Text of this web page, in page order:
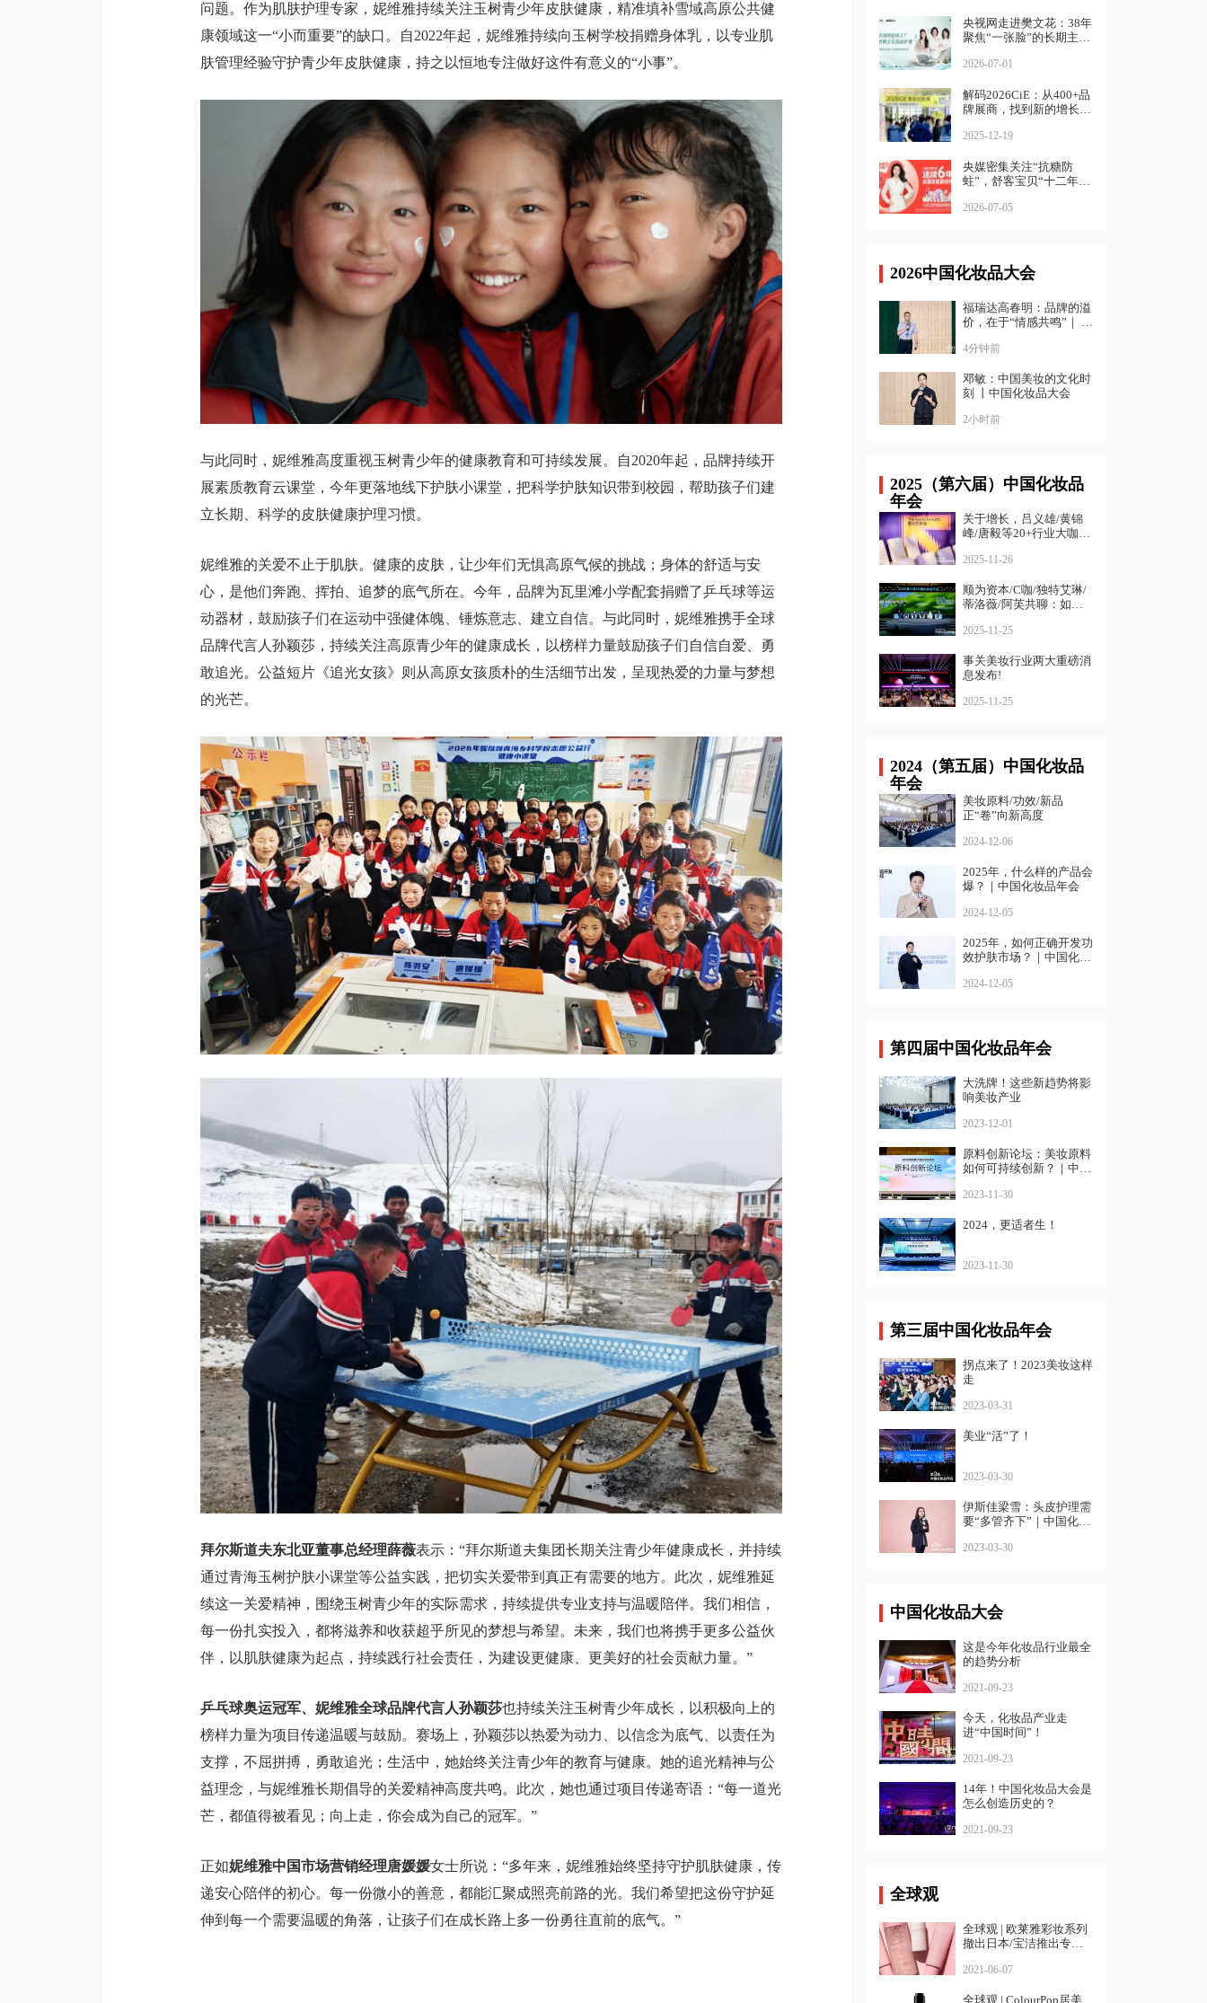
问题。作为肌肤护理专家，妮维雅持续关注玉树青少年皮肤健康，精准填补雪域高原公共健
康领域这一“小而重要”的缺口。自2022年起，妮维雅持续向玉树学校捐赠身体乳，以专业肌
肤管理经验守护青少年皮肤健康，持之以恒地专注做好这件有意义的“小事”。
与此同时，妮维雅高度重视玉树青少年的健康教育和可持续发展。自2020年起，品牌持续开
展素质教育云课堂，今年更落地线下护肤小课堂，把科学护肤知识带到校园，帮助孩子们建
立长期、科学的皮肤健康护理习惯。
妮维雅的关爱不止于肌肤。健康的皮肤，让少年们无惧高原气候的挑战；身体的舒适与安
心，是他们奔跑、挥拍、追梦的底气所在。今年，品牌为瓦里滩小学配套捐赠了乒乓球等运
动器材，鼓励孩子们在运动中强健体魄、锤炼意志、建立自信。与此同时，妮维雅携手全球
品牌代言人孙颖莎，持续关注高原青少年的健康成长，以榜样力量鼓励孩子们自信自爱、勇
敢追光。公益短片《追光女孩》则从高原女孩质朴的生活细节出发，呈现热爱的力量与梦想
的光芒。
拜尔斯道夫东北亚董事总经理薛薇表示：“拜尔斯道夫集团长期关注青少年健康成长，并持续
通过青海玉树护肤小课堂等公益实践，把切实关爱带到真正有需要的地方。此次，妮维雅延
续这一关爱精神，围绕玉树青少年的实际需求，持续提供专业支持与温暖陪伴。我们相信，
每一份扎实投入，都将滋养和收获超乎所见的梦想与希望。未来，我们也将携手更多公益伙
伴，以肌肤健康为起点，持续践行社会责任，为建设更健康、更美好的社会贡献力量。”
乒乓球奥运冠军、妮维雅全球品牌代言人孙颖莎也持续关注玉树青少年成长，以积极向上的
榜样力量为项目传递温暖与鼓励。赛场上，孙颖莎以热爱为动力、以信念为底气、以责任为
支撑，不屈拼搏，勇敢追光；生活中，她始终关注青少年的教育与健康。她的追光精神与公
益理念，与妮维雅长期倡导的关爱精神高度共鸣。此次，她也通过项目传递寄语：“每一道光
芒，都值得被看见；向上走，你会成为自己的冠军。”
正如妮维雅中国市场营销经理唐媛媛女士所说：“多年来，妮维雅始终坚持守护肌肤健康，传
递安心陪伴的初心。每一份微小的善意，都能汇聚成照亮前路的光。我们希望把这份守护延
伸到每一个需要温暖的角落，让孩子们在成长路上多一份勇往直前的底气。”
央视网走进樊文花：38年
聚焦“一张脸”的长期主义
2026-07-01
解码2026CiE：从400+品
牌展商，找到新的增长路
2025-12-19
央媒密集关注“抗糖防
蛀”，舒客宝贝“十二年磨
命
2026-07-05
2026中国化妆品大会
福瑞达高春明：品牌的溢
价，在于“情感共鸣”｜ 中
4分钟前
邓敏：中国美妆的文化时
刻 丨中国化妆品大会
2小时前
2025（第六届）中国化妆品
年会
关于增长，吕义雄/黄锦
峰/唐毅等20+行业大咖给
2025-11-26
顺为资本/C咖/独特艾琳/
蒂洛薇/阿芙共聊：如何
2025-11-25
事关美妆行业两大重磅消
息发布!
2025-11-25
2024（第五届）中国化妆品
年会
美妆原料/功效/新品
正“卷”向新高度
2024-12-06
2025年，什么样的产品会
爆？｜中国化妆品年会
2024-12-05
2025年，如何正确开发功
效护肤市场？｜中国化妆
2024-12-05
第四届中国化妆品年会
大洗牌！这些新趋势将影
响美妆产业
2023-12-01
原料创新论坛：美妆原料
如何可持续创新？｜中国
2023-11-30
2024，更适者生！
2023-11-30
第三届中国化妆品年会
拐点来了！2023美妆这样
走
2023-03-31
美业“活”了！
2023-03-30
伊斯佳梁雪：头皮护理需
要“多管齐下”｜中国化妆
2023-03-30
中国化妆品大会
这是今年化妆品行业最全
的趋势分析
2021-09-23
今天，化妆品产业走
进“中国时间”！
2021-09-23
14年！中国化妆品大会是
怎么创造历史的？
2021-09-23
全球观
全球观 | 欧莱雅彩妆系列
撤出日本/宝洁推出专注
2021-06-07
全球观 | ColourPop居美